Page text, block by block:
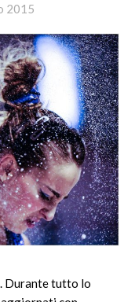
2015
Durante tutto lo